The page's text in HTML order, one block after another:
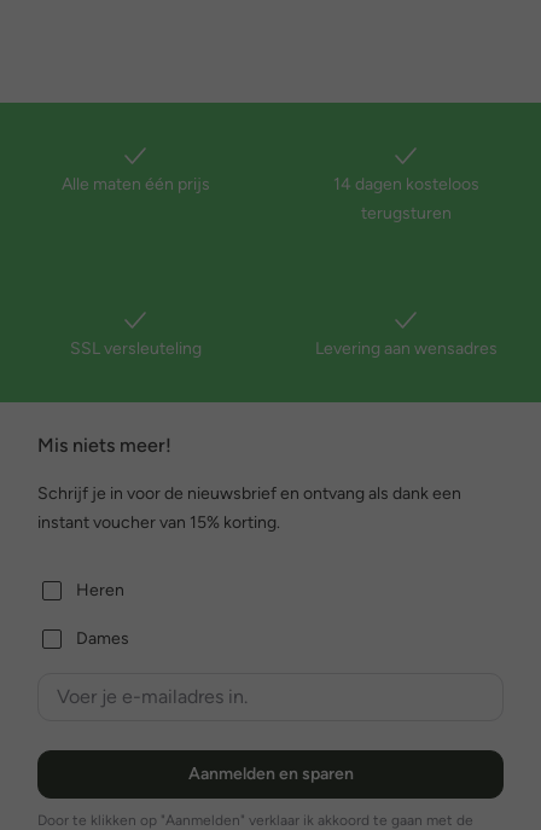
Alle maten één prijs
14 dagen kosteloos
terugsturen
SSL versleuteling Levering aan wensadres
Mis niets meer!
Schrijf je in voor de nieuwsbrief en ontvang als dank een
instant voucher van 15% korting.
Heren
Dames
Aanmelden en sparen
Door te klikken op "Aanmelden" verklaar ik akkoord te gaan met de